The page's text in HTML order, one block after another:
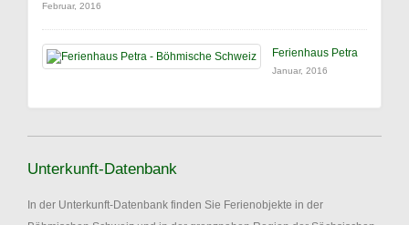
Februar, 2016
Ferienhaus Petra
Januar, 2016
Unterkunft-Datenbank
In der Unterkunft-Datenbank finden Sie Ferienobjekte in der